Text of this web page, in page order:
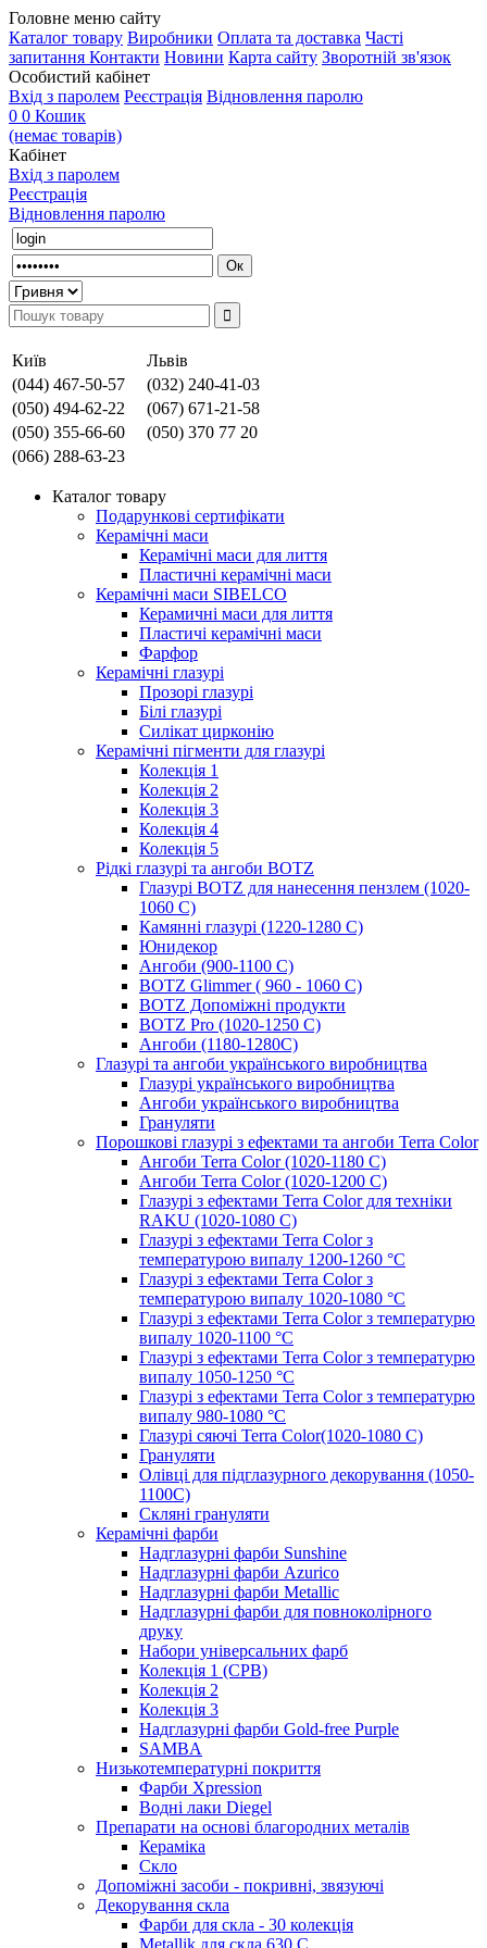
Головне меню сайту
Каталог товару Виробники Оплата та доставка Часті
запитання Контакти Новини Карта сайту Зворотній зв'язок
Особистий кабінет
Вхід з паролем Реєстрація Відновлення паролю
0 0 Кошик
(немає товарів)
Кабінет
Вхід з паролем
Реєстрація
Відновлення паролю
Київ
Львів
(044) 467-50-57
(032) 240-41-03
(050) 494-62-22
(067) 671-21-58
(050) 355-66-60
(050) 370 77 20
(066) 288-63-23
Каталог товару
Подарункові сертифікати
Керамічні маси
Керамічні маси для лиття
Пластичні керамічні маси
Керамічні маси SIBELСO
Керамичні маси для лиття
Пластичі керамічні маси
Фарфор
Керамічні глазурі
Прозорі глазурі
Білі глазурі
Силікат цирконію
Керамічні пігменти для глазурі
Колекція 1
Колекція 2
Колекція 3
Колекція 4
Колекція 5
Рідкі глазурі та ангоби BOTZ
Глазурі BOTZ для нанесення пензлем (1020-
1060 C)
Камянні глазурі (1220-1280 С)
Юнидекор
Ангоби (900-1100 С)
BOTZ Glimmer ( 960 - 1060 С)
BOTZ Допоміжні продукти
BOTZ Pro (1020-1250 C)
Ангоби (1180-1280С)
Глазурі та ангоби українського виробництва
Глазурі українського виробництва
Ангоби українського виробництва
Грануляти
Порошкові глазурі з ефектами та ангоби Terra Color
Ангоби Terra Color (1020-1180 С)
Ангоби Terra Color (1020-1200 С)
Глазурі з ефектами Terra Color для техніки
RAKU (1020-1080 С)
Глазурі з ефектами Terra Color з
температурою випалу 1200-1260 °С
Глазурі з ефектами Terra Color з
температурою випалу 1020-1080 °С
Глазурі з ефектами Terra Color з температурю
випалу 1020-1100 °С
Глазурі з ефектами Terra Color з температурю
випалу 1050-1250 °С
Глазурі з ефектами Terra Color з температурю
випалу 980-1080 °С
Глазурі сяючі Terra Color(1020-1080 С)
Грануляти
Олівці для підглазурного декорування (1050-
1100С)
Скляні грануляти
Керамічні фарби
Надглазурні фарби Sunshine
Надглазурні фарби Azurico
Надглазурні фарби Metallic
Надглазурні фарби для повноколірного
друку
Набори універсальних фарб
Колекція 1 (CPB)
Колекція 2
Колекція 3
Надглазурні фарби Gold-free Purple
SAMBA
Низькотемпературні покриття
Фарби Xpression
Водні лаки Diegel
Препарати на основі благородних металів
Кераміка
Скло
Допоміжні засоби - покривні, звязуючі
Декорування скла
Фарби для скла - 30 колекція
Metallik для скла 630 С